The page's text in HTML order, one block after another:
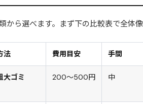
から選べます。まず下の比較表で全体
法 費用目安 手間
大ゴミ 200〜500円 中